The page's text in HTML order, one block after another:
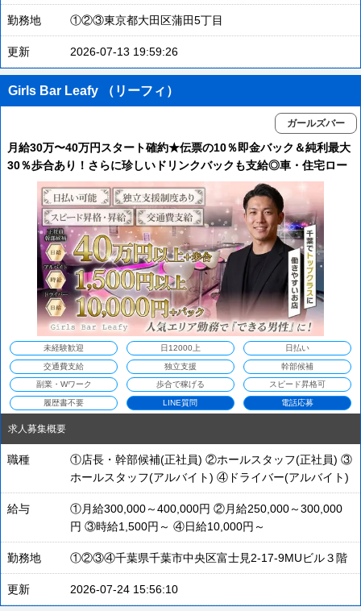
勤務地 ①②③東京都大田区蒲田5丁目
更新 2026-07-13 19:59:26
Girls Bar Leafy （リーフィ）
ガールズバー
月給30万〜40万円スタート確約★伝票の10％即金バック＆純利最大
30％歩合あり！さらに珍しいドリンクバックも支給◎車・住宅ロー
ンの審査通過実績多数で将来も安心！未経験からのスピード出世も
応援します！
未経験歓迎 日12000上 日払い
交通費支給 独立支援 幹部候補
副業・Wワーク 歩合で稼げる スピード昇格可
履歴書不要 LINE質問 電話応募
求人募集概要
職種
①店長・幹部候補(正社員) ②ホールスタッフ(正社員) ③
ホールスタッフ(アルバイト) ④ドライバー(アルバイト)
給与
①月給300,000～400,000円 ②月給250,000～300,000
円 ③時給1,500円～ ④日給10,000円～
勤務地 ①②③④千葉県千葉市中央区富士見2-17-9MUビル３階
更新 2026-07-24 15:56:10